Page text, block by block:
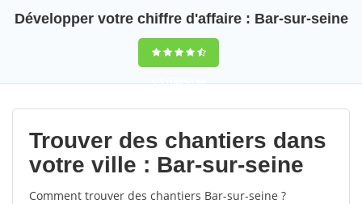
Développer votre chiffre d'affaire : Bar-sur-seine
9,5(100%)43
votes
Trouver des chantiers dans
votre ville : Bar-sur-seine
Comment trouver des chantiers Bar-sur-seine ?